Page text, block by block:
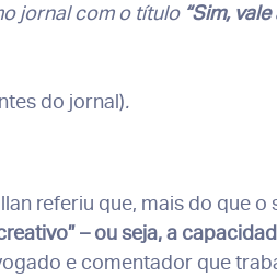
jornal com o título “Sim,
do jornal).
referiu que, mais do que
– ou seja, a
e comentador que